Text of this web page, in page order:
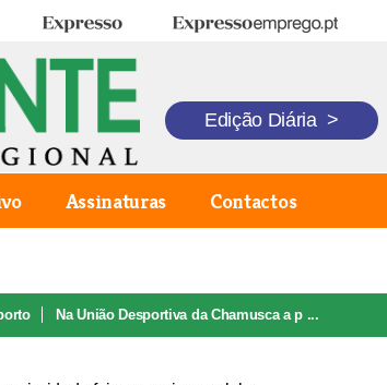
Expresso Expresso Emprego
Edição Diária >
Assinaturas Contactos
Na União Desportiva da Chamusca a p ...